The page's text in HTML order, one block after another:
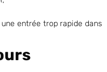
entrée trop rapide dans